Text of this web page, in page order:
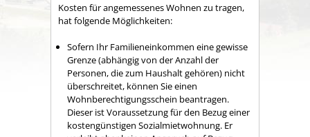
Kosten für angemessenes Wohnen zu tragen,
hat folgende Möglichkeiten:
Sofern Ihr Familieneinkommen eine gewisse
Grenze (abhängig von der Anzahl der
Personen, die zum Haushalt gehören) nicht
überschreitet, können Sie einen
Wohnberechtigungsschein beantragen.
Dieser ist Voraussetzung für den Bezug einer
kostengünstigen Sozialmietwohnung. Er